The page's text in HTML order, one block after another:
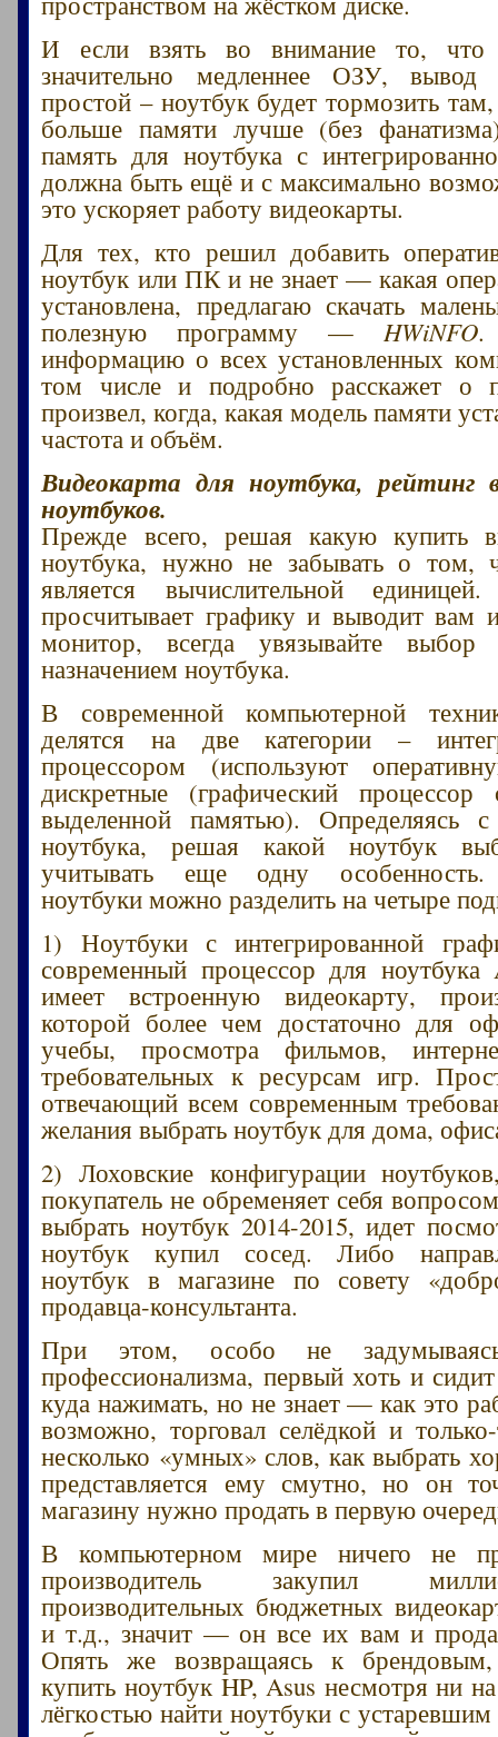
И если взять во внимание то, что
значительно медленнее ОЗУ, вывод
простой – ноутбук будет тормозить
больше памяти лучше (без
память для ноутбука с
должна быть ещё и с максимально
это ускоряет работу видеокарты.
Для тех, кто решил добавить
ноутбук или ПК и не знает — какая
установлена, предлагаю скачать
полезную программу — HWiNFO.
информацию о всех установленных
том числе и подробно расскажет
произвел, когда, какая модель памяти
частота и объём.
Видеокарта для ноутбука, рейтинг
ноутбуков.
Прежде всего, решая какую купить
ноутбука, нужно не забывать о том,
является вычислительной
просчитывает графику и выводит вам
монитор, всегда увязывайте выбор
назначением ноутбука.
В современной компьютерной
делятся на две категории –
процессором (используют
дискретные (графический процессор
выделенной памятью). Определяясь
ноутбука, решая какой ноутбук
учитывать еще одну особенность.
ноутбуки можно разделить на четыре
1) Ноутбуки с интегрированной
современный процессор для
имеет встроенную видеокарту,
которой более чем достаточно для
учебы, просмотра фильмов,
требовательных к ресурсам игр.
отвечающий всем современным
желания выбрать ноутбук для дома,
2) Лоховские конфигурации
покупатель не обременяет себя
выбрать ноутбук 2014-2015, идет
ноутбук купил сосед. Либо
ноутбук в магазине по совету
продавца-консультанта.
При этом, особо не
профессионализма, первый хоть и
куда нажимать, но не знает — как это
возможно, торговал селёдкой и
несколько «умных» слов, как выбрать
представляется ему смутно, но он
магазину нужно продать в первую
В компьютерном мире ничего не
производитель закупил
производительных бюджетных
и т.д., значит — он все их вам и
Опять же возвращаясь к
купить ноутбук HP, Asus несмотря ни
лёгкостью найти ноутбуки с